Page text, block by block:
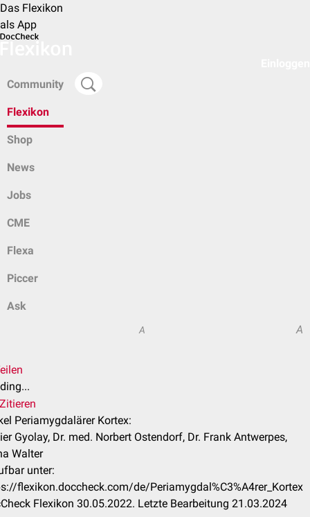
Das Flexikon
als App
Community
Flexikon
Shop
News
Jobs
CME
Flexa
Piccer
Ask
A A
Periamygdalärer Kortex:
Gyolay, Dr. med. Norbert Ostendorf, Dr. Frank Antwerpes,
Walter
unter:
flexikon.doccheck.com/de/Periamygdal%C3%A4rer_Kortex
Flexikon 30.05.2022. Letzte Bearbeitung 21.03.2024